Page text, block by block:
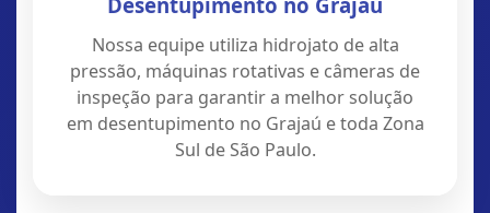
Nossa equipe utiliza hidrojato de alta
pressão, máquinas rotativas e câmeras de
inspeção para garantir a melhor solução
em desentupimento no Grajaú e toda Zona
Sul de São Paulo.